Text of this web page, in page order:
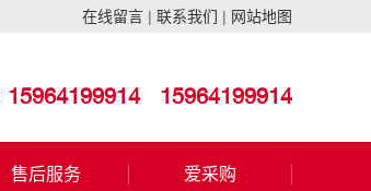
在线留言 | 联系我们 | 网站地图
15964199914 15964199914
售后服务 爱采购